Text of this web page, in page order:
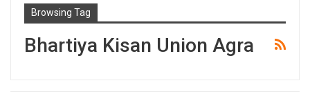
Browsing Tag
Bhartiya Kisan Union Agra